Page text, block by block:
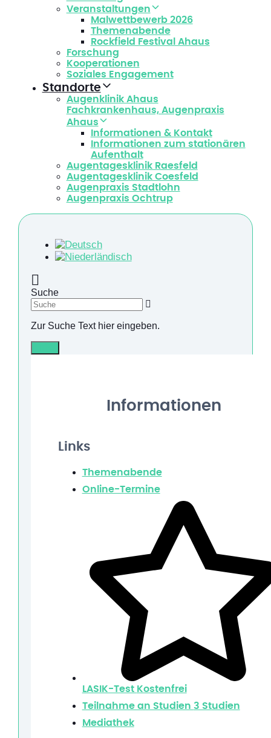
Veranstaltungen
Malwettbewerb 2026
Themenabende
Rockfield Festival Ahaus
Forschung
Kooperationen
Soziales Engagement
Standorte
Augenklinik Ahaus
Fachkrankenhaus, Augenpraxis
Ahaus
Informationen & Kontakt
Informationen zum stationären
Aufenthalt
Augentagesklinik Raesfeld
Augentagesklinik Coesfeld
Augenpraxis Stadtlohn
Augenpraxis Ochtrup
Suche
Zur Suche Text hier eingeben.
Informationen
Links
Themenabende
Online-Termine
LASIK-Test Kostenfrei
Teilnahme an Studien 3 Studien
Mediathek